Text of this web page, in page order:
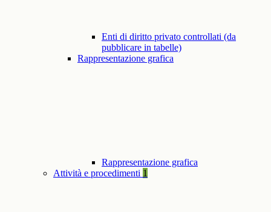
Enti di diritto privato controllati (da
pubblicare in tabelle)
Rappresentazione grafica
Rappresentazione grafica
Attività e procedimenti 1